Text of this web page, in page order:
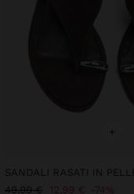
+
49,99 € 12,99 € 74%